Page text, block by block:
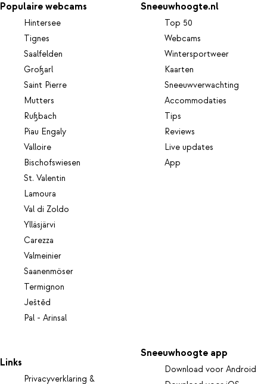
Populaire webcams
Hintersee
Tignes
Saalfelden
Großarl
Saint Pierre
Mutters
Rußbach
Piau Engaly
Valloire
Bischofswiesen
St. Valentin
Lamoura
Val di Zoldo
Ylläsjärvi
Carezza
Valmeinier
Saanenmöser
Termignon
Ještěd
Pal - Arinsal
Sneeuwhoogte.nl
Top 50
Webcams
Wintersportweer
Kaarten
Sneeuwverwachting
Accommodaties
Tips
Reviews
Live updates
App
Links
Privacyverklaring &
Sneeuwhoogte app
Download voor Android